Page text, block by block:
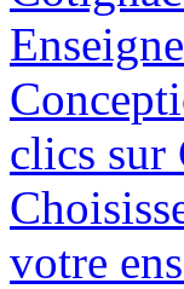
clics sur
votre